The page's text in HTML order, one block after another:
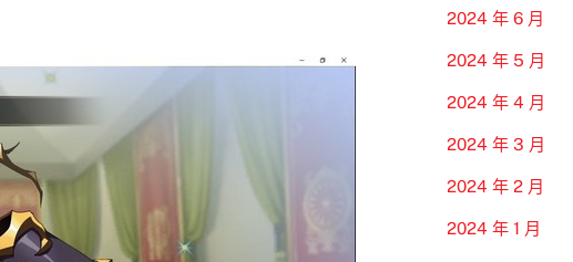
2024 年 6 月
2024 年 5 月
2024 年 4 月
2024 年 3 月
2024 年 2 月
2024 年 1 月